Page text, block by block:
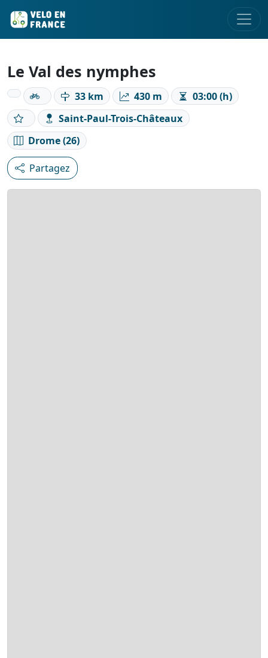
Le Val des nymphes
33 km 430 m
03:00 (h)
Saint-Paul-Trois-Châteaux
Drome (26)
Partagez